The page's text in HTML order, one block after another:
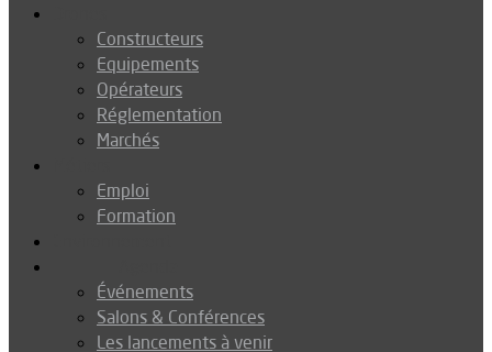
Constructeurs
Equipements
Opérateurs
Réglementation
Marchés
Emploi
Formation
Événements
Salons & Conférences
Les lancements à venir